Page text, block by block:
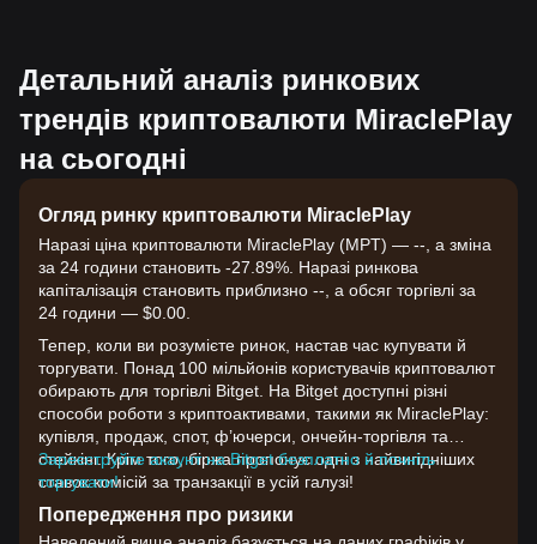
Детальний аналіз ринкових
трендів криптовалюти MiraclePlay
на сьогодні
Огляд ринку криптовалюти MiraclePlay
Наразі ціна криптовалюти MiraclePlay (MPT) — --, а зміна
за 24 години становить -27.89%. Наразі ринкова
капіталізація становить приблизно --, а обсяг торгівлі за
24 години — $0.00.
Тепер, коли ви розумієте ринок, настав час купувати й
торгувати. Понад 100 мільйонів користувачів криптовалют
обирають для торгівлі Bitget. На Bitget доступні різні
способи роботи з криптоактивами, такими як MiraclePlay:
купівля, продаж, спот, ф’ючерси, ончейн-торгівля та
стейкінг. Крім того, біржа пропонує одні з найвигідніших
ставок комісій за транзакції в усій галузі!
Зареєструйте акаунт на Bitget безплатно й почніть
торгувати!
Попередження про ризики